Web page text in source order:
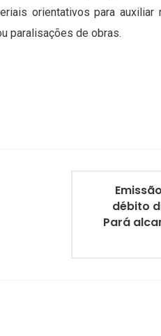
orientativos para
paralisações de obras.
débito
Pará